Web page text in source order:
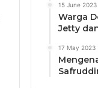
15 June 2023
Warga
Jetty
17 May 2023